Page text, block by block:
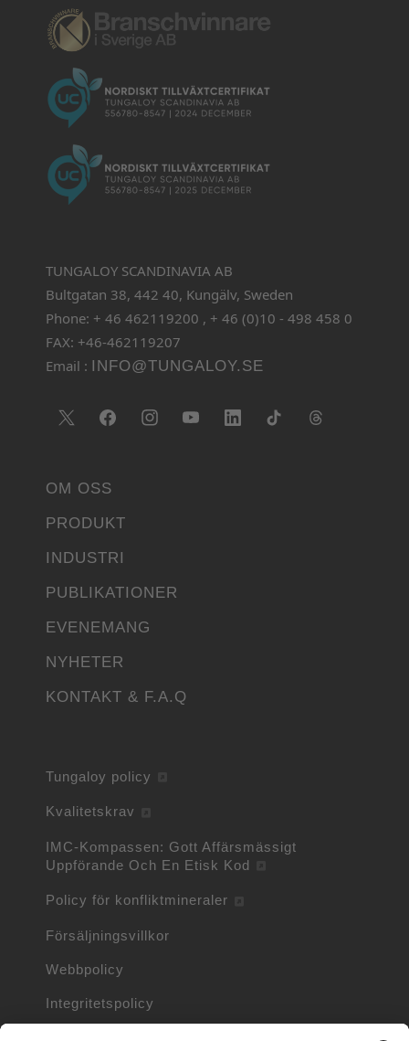
TUNGALOY SCANDINAVIA AB
Bultgatan 38, 442 40, Kungälv, Sweden
Phone: + 46 462119200 , + 46 (0)10 - 498 458 0
FAX: +46-462119207
Email : INFO@TUNGALOY.SE
OM OSS
PRODUKT
INDUSTRI
PUBLIKATIONER
EVENEMANG
NYHETER
KONTAKT & F.A.Q
Tungaloy policy
Kvalitetskrav
IMC-Kompassen: Gott Affärsmässigt
Uppförande Och En Etisk Kod
Policy för konfliktmineraler
Försäljningsvillkor
Webbpolicy
Integritetspolicy